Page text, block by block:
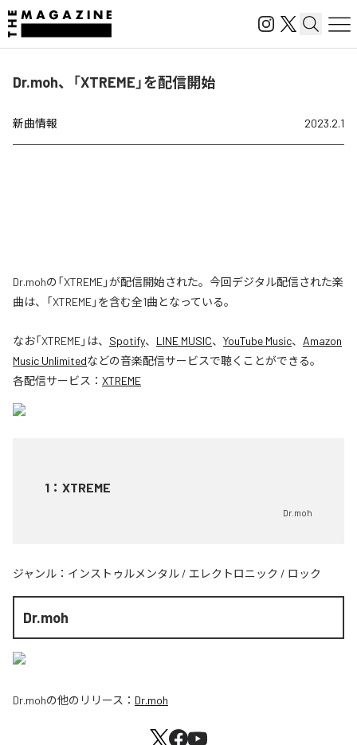
Dr.moh、「XTREME」を配信開始
新曲情報 2023.2.1
Dr.mohの「XTREME」が配信開始された。今回デジタル配信された楽
曲は、「XTREME」を含む全1曲となっている。
なお「XTREME」は、 Spotify、 LINE MUSIC、 YouTube Music、 Amazon
Music Unlimitedなどの音楽配信サービスで聴くことができる。
各配信サービス： XTREME
1 ： XTREME
Dr.moh
ジャンル： インストゥルメンタル / エレクトロニック / ロック
Dr.moh
Dr.mohの他のリリース： Dr.moh